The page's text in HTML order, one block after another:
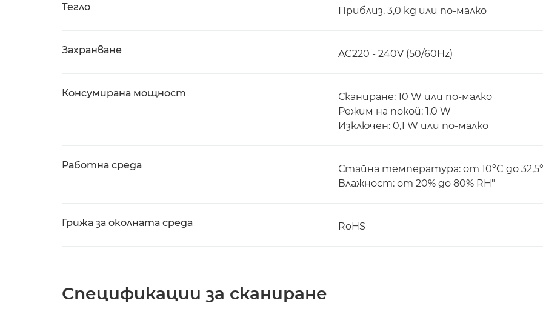
Тегло Приблиз. 3,0 kg или по-малко
Захранване AC220 - 240V (50/60Hz)
Консумирана мощност
Сканиране: 10 W или по-малко
Режим на покой: 1,0 W
Изключен: 0,1 W или по-малко
Работна среда
Стайна температура: от 10°C до
Влажност: от 20% до 80% RH"
Грижа за околната среда RoHS
Спецификации за сканиране